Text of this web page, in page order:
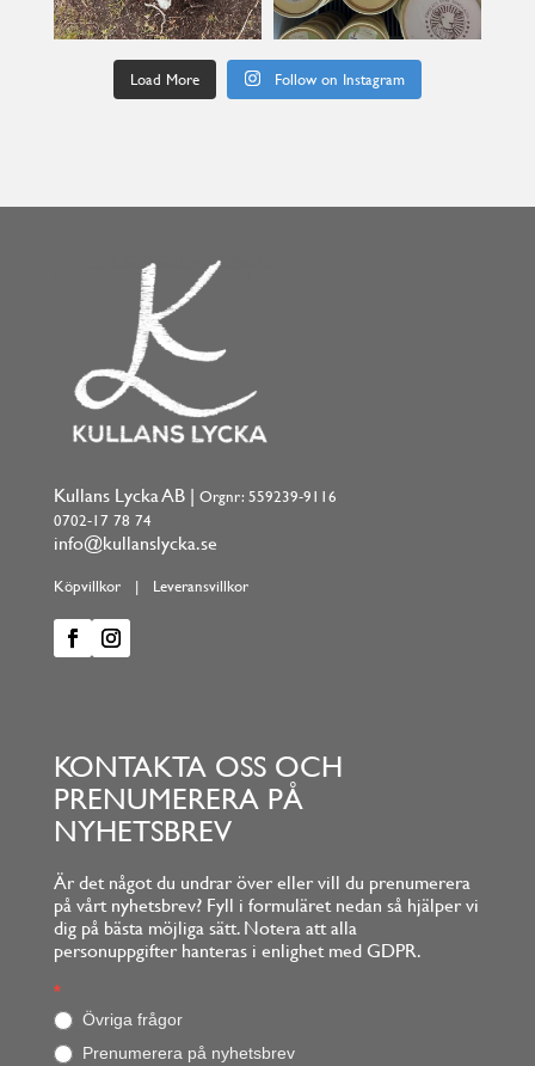
Load More Follow on Instagram
Kullans Lycka AB | Orgnr: 559239-9116
0702-17 78 74
info@kullanslycka.se
Köpvillkor| Leveransvillkor
KONTAKTA OSS OCH
PRENUMERERA PÅ
NYHETSBREV
Är det något du undrar över eller vill du prenumerera
på vårt nyhetsbrev? Fyll i formuläret nedan så hjälper vi
dig på bästa möjliga sätt. Notera att alla
personuppgifter hanteras i enlighet med GDPR.
Footerform
*
Övriga frågor
Prenumerera på nyhetsbrev
O
m
d
u